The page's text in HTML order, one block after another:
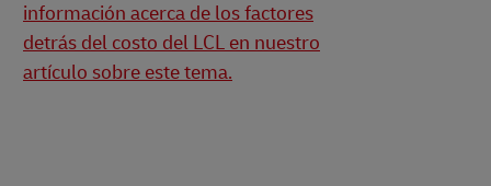
información acerca de los factores
detrás del costo del LCL en nuestro
artículo sobre este tema.